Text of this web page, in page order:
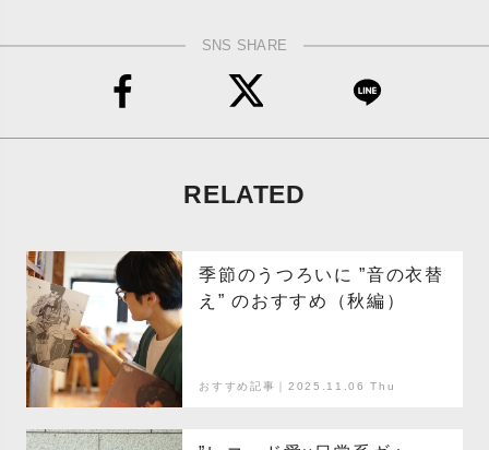
SNS SHARE
RELATED
季節のうつろいに ”音の衣替
え” のおすすめ（秋編）
おすすめ記事｜2025.11.06 Thu